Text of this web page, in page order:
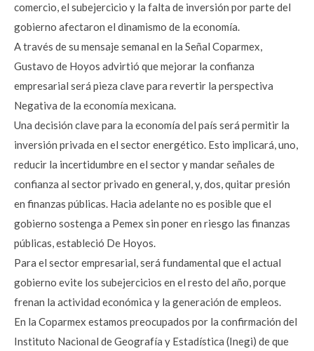
comercio, el subejercicio y la falta de inversión por parte del
gobierno afectaron el dinamismo de la economía.
A través de su mensaje semanal en la Señal Coparmex,
Gustavo de Hoyos advirtió que mejorar la confianza
empresarial será pieza clave para revertir la perspectiva
Negativa de la economía mexicana.
Una decisión clave para la economía del país será permitir la
inversión privada en el sector energético. Esto implicará, uno,
reducir la incertidumbre en el sector y mandar señales de
confianza al sector privado en general, y, dos, quitar presión
en finanzas públicas. Hacia adelante no es posible que el
gobierno sostenga a Pemex sin poner en riesgo las finanzas
públicas, estableció De Hoyos.
Para el sector empresarial, será fundamental que el actual
gobierno evite los subejercicios en el resto del año, porque
frenan la actividad económica y la generación de empleos.
En la Coparmex estamos preocupados por la confirmación del
Instituto Nacional de Geografía y Estadística (Inegi) de que